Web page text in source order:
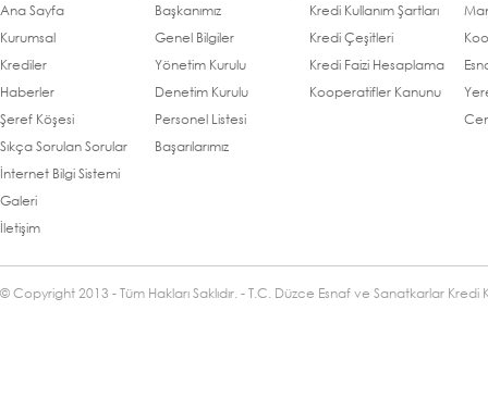
Ana Sayfa
Kurumsal
Krediler
Haberler
Şeref Köşesi
Sıkça Sorulan Sorular
İnternet Bilgi Sistemi
Galeri
İletişim
Başkanımız
Genel Bilgiler
Yönetim Kurulu
Denetim Kurulu
Personel Listesi
Başarılarımız
Kredi Kullanım Şartları
Kredi Çeşitleri
Kredi Faizi Hesaplama
Kooperatifler Kanunu
© Copyright 2013 - Tüm Hakları Saklıdır. - T.C. Düzce Esnaf ve Sanatkarlar